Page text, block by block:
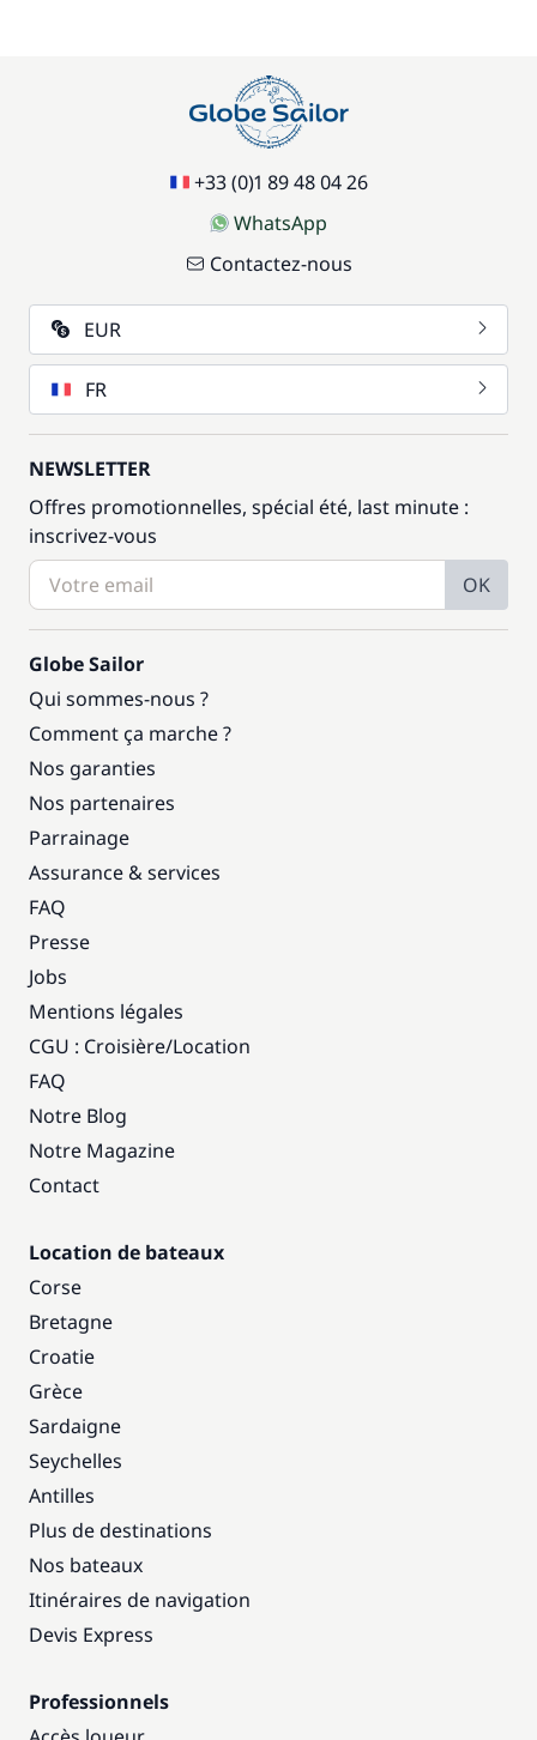
+33 (0)1 89 48 04 26
WhatsApp
Contactez-nous
EUR
FR
NEWSLETTER
Offres promotionnelles, spécial été, last minute :
inscrivez-vous
OK
Globe Sailor
Qui sommes-nous ?
Comment ça marche ?
Nos garanties
Nos partenaires
Parrainage
Assurance & services
FAQ
Presse
Jobs
Mentions légales
CGU : Croisière/Location
FAQ
Notre Blog
Notre Magazine
Contact
Location de bateaux
Corse
Bretagne
Croatie
Grèce
Sardaigne
Seychelles
Antilles
Plus de destinations
Nos bateaux
Itinéraires de navigation
Devis Express
Professionnels